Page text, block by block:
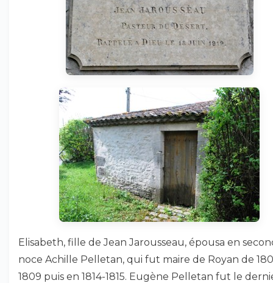
Elisabeth, fille de Jean Jarousseau, épousa en
noce Achille Pelletan, qui fut maire de Royan de
1809 puis en 1814-1815. Eugène Pelletan fut le